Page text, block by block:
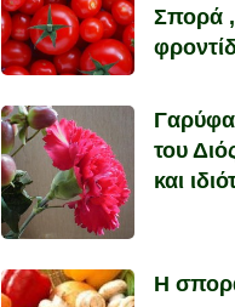
Σπορά ,
του
και
Η